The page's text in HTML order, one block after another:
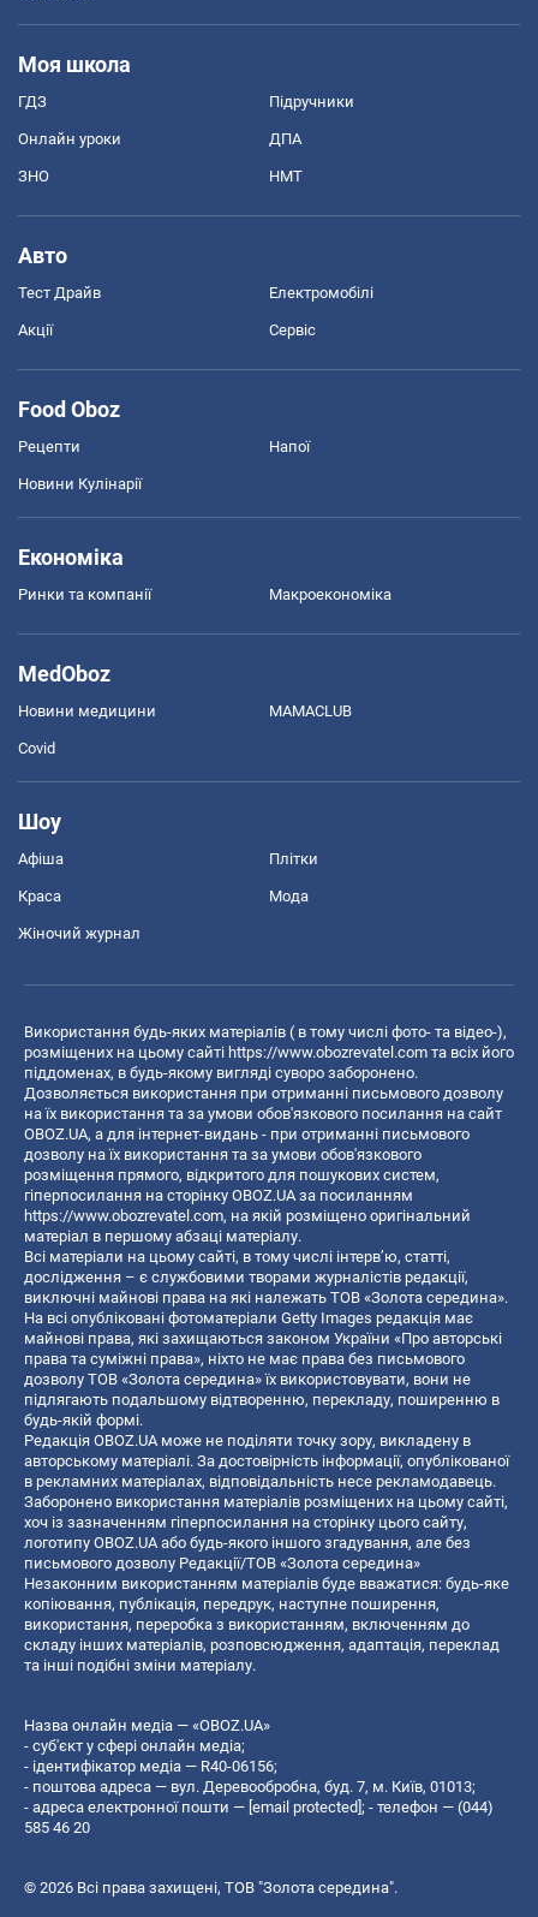
Моя школа
ГДЗ Підручники
Онлайн уроки ДПА
ЗНО НМТ
Авто
Тест Драйв Електромобілі
Акції Сервіс
Food Oboz
Рецепти Напої
Новини Кулінарії
Економіка
Ринки та компанії Макроекономіка
MedOboz
Новини медицини MAMACLUB
Covid
Шоу
Афіша Плітки
Краса Мода
Жіночий журнал
Використання будь-яких матеріалів ( в тому числі фото- та відео-),
розміщених на цьому сайті https://www.obozrevatel.com та всіх його
піддоменах, в будь-якому вигляді суворо заборонено.
Дозволяється використання при отриманні письмового дозволу
на їх використання та за умови обов'язкового посилання на сайт
OBOZ.UA, а для інтернет-видань - при отриманні письмового
дозволу на їх використання та за умови обов'язкового
розміщення прямого, відкритого для пошукових систем,
гіперпосилання на сторінку OBOZ.UA за посиланням
https://www.obozrevatel.com, на якій розміщено оригінальний
матеріал в першому абзаці матеріалу.
Всі матеріали на цьому сайті, в тому числі інтерв’ю, статті,
дослідження – є службовими творами журналістів редакції,
виключні майнові права на які належать ТОВ «Золота середина».
На всі опубліковані фотоматеріали Getty Images редакція має
майнові права, які захищаються законом України «Про авторські
права та суміжні права», ніхто не має права без письмового
дозволу ТОВ «Золота середина» їх використовувати, вони не
підлягають подальшому відтворенню, перекладу, поширенню в
будь-якій формі.
Редакція OBOZ.UA може не поділяти точку зору, викладену в
авторському матеріалі. За достовірність інформації, опублікованої
в рекламних матеріалах, відповідальність несе рекламодавець.
Заборонено використання матеріалів розміщених на цьому сайті,
хоч із зазначенням гіперпосилання на сторінку цього сайту,
логотипу OBOZ.UA або будь-якого іншого згадування, але без
письмового дозволу Редакції/ТОВ «Золота середина»
Незаконним використанням матеріалів буде вважатися: будь-яке
копiювання, публiкацiя, передрук, наступне поширення,
використання, переробка з використанням, включенням до
складу інших матеріалів, розповсюдження, адаптація, переклад
та інші подібні зміни матеріалу.
Назва онлайн медіа — «OBOZ.UA»
- суб'єкт у сфері онлайн медіа;
- ідентифікатор медіа — R40-06156;
- поштова адреса — вул. Деревообробна, буд. 7, м. Київ, 01013;
- адреса електронної пошти — [email protected]; - телефон — (044)
585 46 20
© 2026 Всі права захищені, ТОВ "Золота середина".